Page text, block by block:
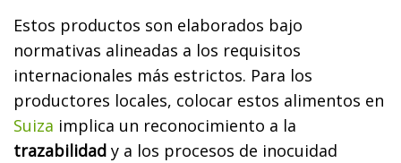
Estos productos son elaborados bajo
normativas alineadas a los requisitos
internacionales más estrictos. Para los
productores locales, colocar estos alimentos en
Suiza implica un reconocimiento a la
trazabilidad y a los procesos de inocuidad